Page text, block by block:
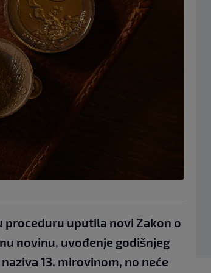
proceduru uputila novi Zakon o
novinu, uvođenje godišnjeg
13. mirovinom, no neće